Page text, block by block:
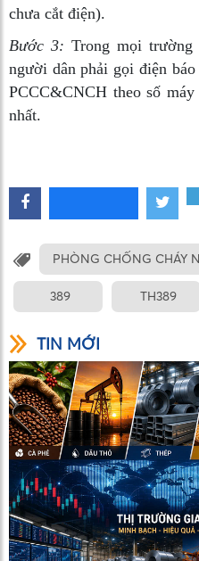
chưa cắt điện).
Bước 3: Trong mọi
người dân phải gọi điện
PCCC&CNCH theo số
nhất.
PHÒNG CHỐNG CHÁY
389 TH389
TIN MỚI